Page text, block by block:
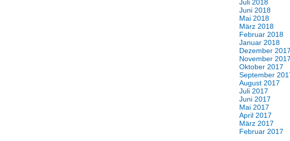
Juli 2018
Juni 2018
Mai 2018
März 2018
Februar 2018
Januar 2018
Dezember 2017
November 2017
Oktober 2017
September
August 2017
Juli 2017
Juni 2017
Mai 2017
April 2017
März 2017
Februar 2017